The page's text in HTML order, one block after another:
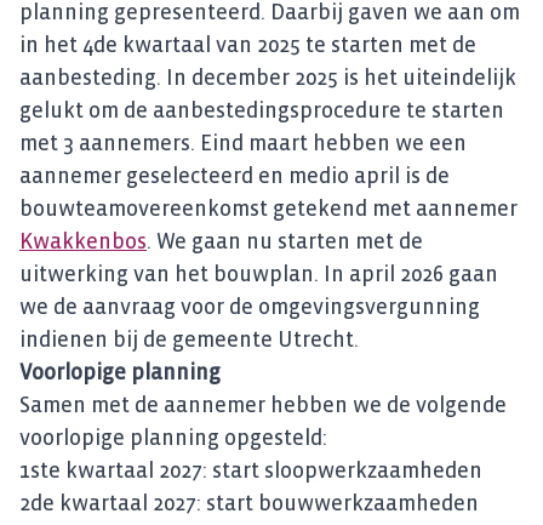
planning gepresenteerd. Daarbij gaven we aan om
in het 4de kwartaal van 2025 te starten met de
aanbesteding. In december 2025 is het uiteindelijk
gelukt om de aanbestedingsprocedure te starten
met 3 aannemers. Eind maart hebben we een
aannemer geselecteerd en medio april is de
bouwteamovereenkomst getekend met aannemer
Kwakkenbos. We gaan nu starten met de
uitwerking van het bouwplan. In april 2026 gaan
we de aanvraag voor de omgevingsvergunning
indienen bij de gemeente Utrecht.
Voorlopige planning
Samen met de aannemer hebben we de volgende
voorlopige planning opgesteld:
1ste kwartaal 2027: start sloopwerkzaamheden
2de kwartaal 2027: start bouwwerkzaamheden